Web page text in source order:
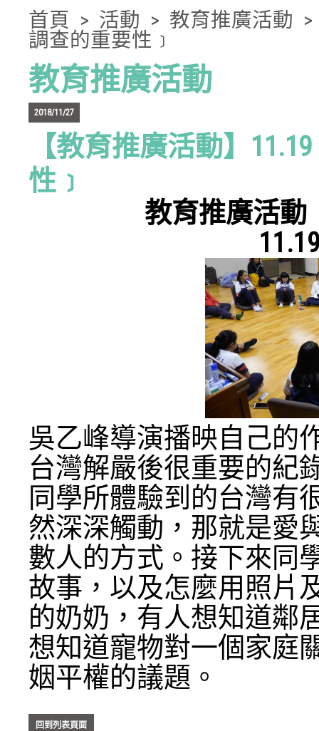
首頁 > 活動 > 教育推廣活動
調查的重要性﹞
教育推廣活動
2018/11/27
【教育推廣活動】
性﹞
教育推廣活動
吳乙峰導演播映自己的
台灣解嚴後很重要的紀
同學所體驗到的台灣有
然深深觸動，那就是愛
數人的方式。接下來同
故事，以及怎麼用照片
的奶奶，有人想知道鄰
想知道寵物對一個家庭
姻平權的議題。
回到列表頁面